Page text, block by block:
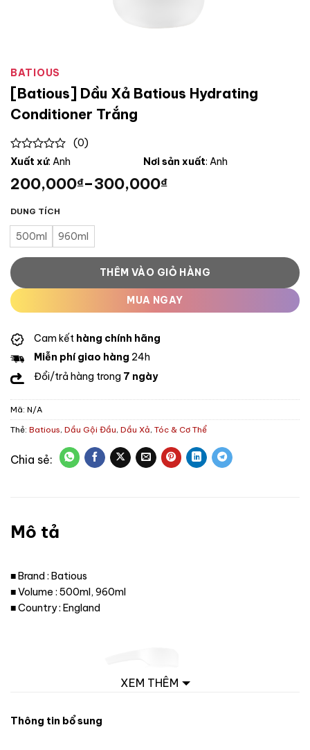
BATIOUS
[Batious] Dầu Xả Batious Hydrating
Conditioner Trắng
0
of
5
(0)
Xuất xứ: Anh Nơi sản xuất: Anh
200,000₫–300,000₫
DUNG TÍCH
500ml 960ml
THÊM VÀO GIỎ HÀNG
MUA NGAY
Cam kết hàng chính hãng
Miễn phí giao hàng 24h
Đổi/trả hàng trong 7 ngày
Mã: N/A
Thẻ: Batious, Dầu Gội Đầu, Dầu Xả, Tóc & Cơ Thể
Mô tả
■ Brand : Batious
■ Volume : 500ml, 960ml
■ Country : England
XEM THÊM
Thông tin bổ sung